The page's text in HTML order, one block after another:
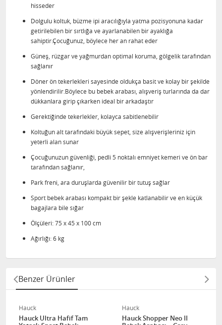
hisseder
Dolgulu koltuk, büzme ipi aracılığıyla yatma pozisyonuna kadar
getirilebilen bir sırtlığa ve ayarlanabilen bir ayaklığa
sahiptir.Çocuğunuz, böylece her an rahat eder
Güneş, rüzgar ve yağmurdan optimal koruma, gölgelik tarafından
sağlanır
Döner ön tekerlekleri sayesinde oldukça basit ve kolay bir şekilde
yönlendirilir.Böylece bu bebek arabası, alışveriş turlarında da dar
dükkanlara girip çıkarken ideal bir arkadaştır
Gerektiğinde tekerlekler, kolayca sabitlenebilir
Koltuğun alt tarafındaki büyük sepet, size alışverişleriniz için
yeterli alan sunar
Çocuğunuzun güvenliği, pedli 5 noktalı emniyet kemeri ve ön bar
tarafından sağlanır,
Park freni, ara duruşlarda güvenilir bir tutuş sağlar
Sport bebek arabası kompakt bir şekle katlanabilir ve en küçük
bagajlara bile sığar
Ölçüleri: 75 x 45 x 100 cm
Ağırlığı: 6 kg
Benzer Ürünler
Hauck
Hauck Ultra Hafif Tam
Hauck
Hauck Shopper Neo II